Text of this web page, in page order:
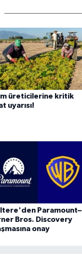
üreticilerine kritik
uyarısı!
Paramount–
Bros. Discovery
onay